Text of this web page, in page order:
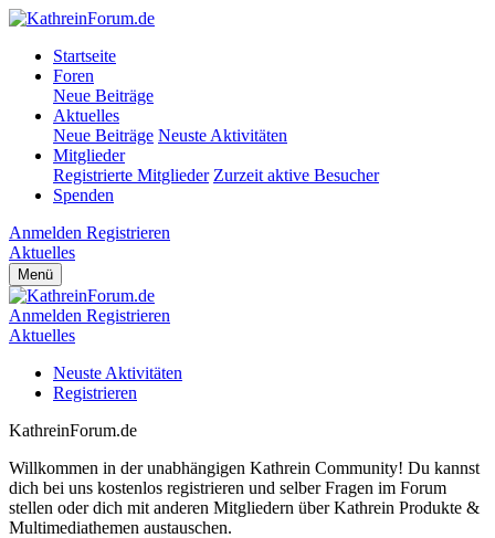
Startseite
Foren
Neue Beiträge
Aktuelles
Neue Beiträge Neuste Aktivitäten
Mitglieder
Registrierte Mitglieder Zurzeit aktive Besucher
Spenden
Anmelden Registrieren
Aktuelles
Menü
Anmelden Registrieren
Aktuelles
Neuste Aktivitäten
Registrieren
KathreinForum.de
Willkommen in der unabhängigen Kathrein Community! Du kannst
dich bei uns kostenlos registrieren und selber Fragen im Forum
stellen oder dich mit anderen Mitgliedern über Kathrein Produkte &
Multimediathemen austauschen.